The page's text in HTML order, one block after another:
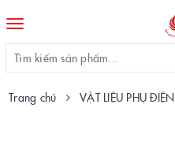
Toggle
navigation
Trang chủ VẬT LIỆU PHỤ ĐIỆN